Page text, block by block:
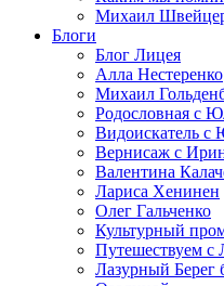
Михаил
Блоги
Блог Лицея
Алла Нестеренко
Михаил
Родословная с
Видоискатель
Вернисаж с
Валентина
Лариса Хенинен
Олег Гальченко
Культурный
Путешествуем с
Лазурный Берег